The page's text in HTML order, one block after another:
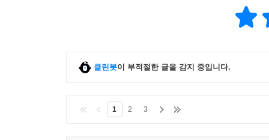
클린봇이 부적절한 글을 감지 중입니다.
1 2 3